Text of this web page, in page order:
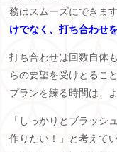
務はスムーズにできます
けでなく、打ち合わせ
打ち合わせは回数自体
らの要望を受けとるこ
プランを練る時間は、
「しっかりとブラッシ
作りたい！」と考えて